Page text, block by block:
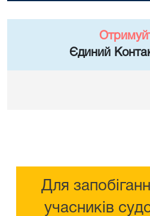
Єдиний
Для
учасників